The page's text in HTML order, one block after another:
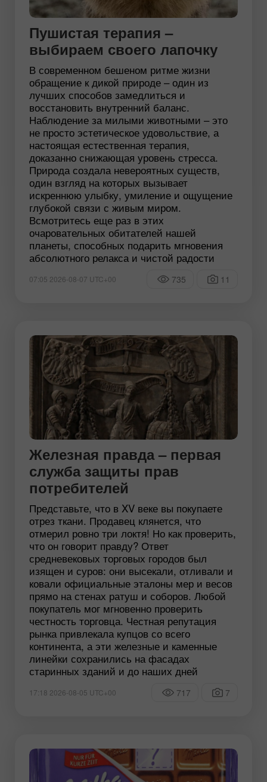
Пушистая терапия –
выбираем своего лапочку
В современном бешеном ритме жизни
обращение к дикой природе – один из
лучших способов замедлиться и
восстановить внутренний баланс.
Наблюдение за милыми животными – это
не просто эстетическое удовольствие, а
настоящая естественная терапия,
доказанно снижающая уровень стресса.
Природа создала невероятных существ,
один взгляд на которых вызывает
искреннюю улыбку, умиление и ощущение
глубокой связи с живым миром.
Всмотритесь еще раз в этих
очаровательных обитателей нашей
планеты, способных подарить мгновения
абсолютного релакса и чистой радости
07:05 2026-08-07 UTC+00 735 11
Железная правда – первая
служба защиты прав
потребителей
Представьте, что в XV веке вы покупаете
отрез ткани. Продавец клянется, что
отмерил ровно три локтя! Но как проверить,
что он говорит правду? Ответ
средневековых торговых городов был
изящен и суров: они высекали, отливали и
ковали официальные эталоны мер и весов
прямо на стенах ратуш и соборов. Любой
покупатель мог мгновенно проверить
честность торговца. Честная репутация
рынка привлекала купцов со всего
континента, а эти железные и каменные
линейки сохранились на фасадах
старинных зданий и до наших дней
17:18 2026-08-05 UTC+00 717 7